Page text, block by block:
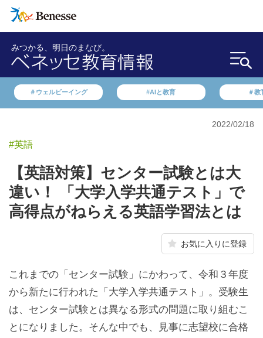
みつかる、明日のまなび。
＃ウェルビーイング #AIと教育 ＃教
2022/02/18
#英語
【英語対策】センター試験とは大
違い！ 「大学入学共通テスト」で
高得点がねらえる英語学習法とは
お気に入りに登録
これまでの「センター試験」にかわって、令和３年度
から新たに行われた「大学入学共通テスト」。受験生
は、センター試験とは異なる形式の問題に取り組むこ
とになりました。そんな中でも、見事に志望校に合格